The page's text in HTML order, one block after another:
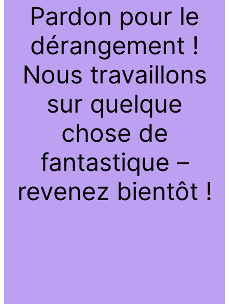
Pardon pour le
dérangement !
Nous travaillons
sur quelque
chose de
fantastique –
revenez bientôt !